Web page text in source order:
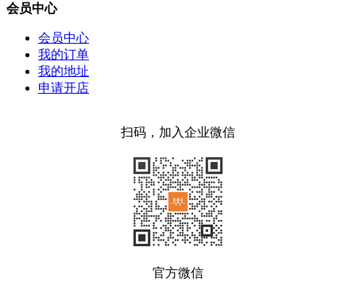
会员中心
会员中心
我的订单
我的地址
申请开店
扫码，加入企业微信
官方微信